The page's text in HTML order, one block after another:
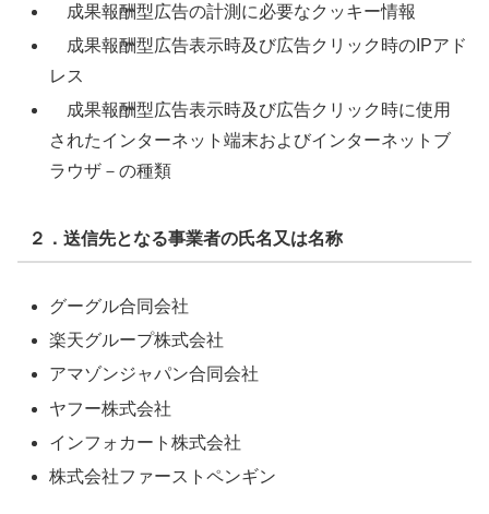
成果報酬型広告の計測に必要なクッキー情報
成果報酬型広告表示時及び広告クリック時のIPアド
レス
成果報酬型広告表示時及び広告クリック時に使用
されたインターネット端末およびインターネットブ
ラウザ－の種類
２．送信先となる事業者の氏名又は名称
グーグル合同会社
楽天グループ株式会社
アマゾンジャパン合同会社
ヤフー株式会社
インフォカート株式会社
株式会社ファーストペンギン